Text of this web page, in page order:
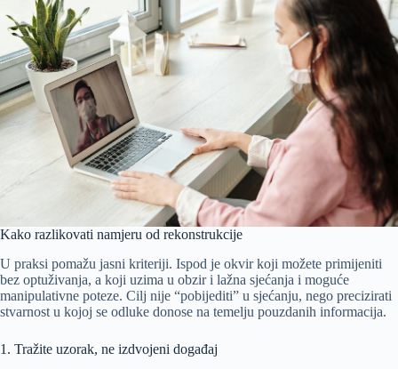
Kako razlikovati namjeru od rekonstrukcije
U praksi pomažu jasni kriteriji. Ispod je okvir koji možete primijeniti
bez optuživanja, a koji uzima u obzir i lažna sjećanja i moguće
manipulativne poteze. Cilj nije “pobijediti” u sjećanju, nego precizirati
stvarnost u kojoj se odluke donose na temelju pouzdanih informacija.
1. Tražite uzorak, ne izdvojeni događaj